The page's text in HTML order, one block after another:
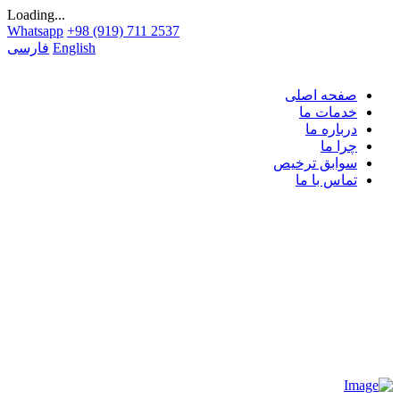
Loading...
Whatsapp +98 (919) 711 2537
فارسی English
صفحه اصلی
خدمات ما
درباره ما
چرا ما
سوابق ترخیص
تماس با ما